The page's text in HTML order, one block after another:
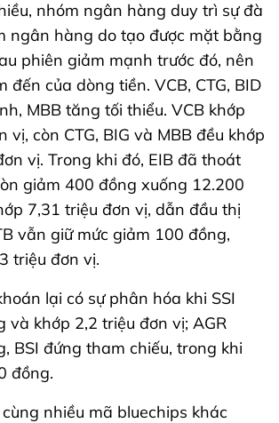
nhóm ngân hàng duy trì sự đà
ngân hàng do tạo được mặt bằng
phiên giảm mạnh trước đó, nên
đến của dòng tiền. VCB, CTG, BID
MBB tăng tối thiểu. VCB khớp
vị, còn CTG, BIG và MBB đều khớp
vị. Trong khi đó, EIB đã thoát
giảm 400 đồng xuống 12.200
7,31 triệu đơn vị, dẫn đầu thị
vẫn giữ mức giảm 100 đồng,
triệu đơn vị.
lại có sự phân hóa khi SSI
và khớp 2,2 triệu đơn vị; AGR
BSI đứng tham chiếu, trong khi
đồng.
nhiều mã bluechips khác